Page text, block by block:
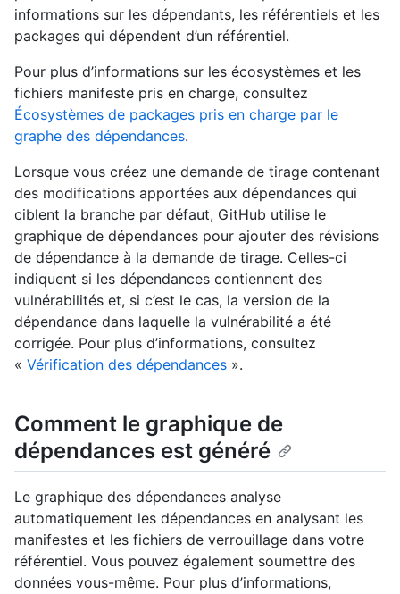
informations sur les dépendants, les référentiels et les
packages qui dépendent d’un référentiel.
Pour plus d’informations sur les écosystèmes et les
fichiers manifeste pris en charge, consultez
Écosystèmes de packages pris en charge par le
graphe des dépendances.
Lorsque vous créez une demande de tirage contenant
des modifications apportées aux dépendances qui
ciblent la branche par défaut, GitHub utilise le
graphique de dépendances pour ajouter des révisions
de dépendance à la demande de tirage. Celles-ci
indiquent si les dépendances contiennent des
vulnérabilités et, si c’est le cas, la version de la
dépendance dans laquelle la vulnérabilité a été
corrigée. Pour plus d’informations, consultez
« Vérification des dépendances ».
Comment le graphique de
dépendances est généré
Le graphique des dépendances analyse
automatiquement les dépendances en analysant les
manifestes et les fichiers de verrouillage dans votre
référentiel. Vous pouvez également soumettre des
données vous-même. Pour plus d’informations,